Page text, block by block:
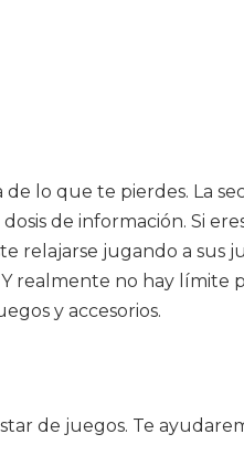
lo que te pierdes. La
de información. Si
relajarse jugando a sus
realmente no hay
y accesorios.
de juegos. Te